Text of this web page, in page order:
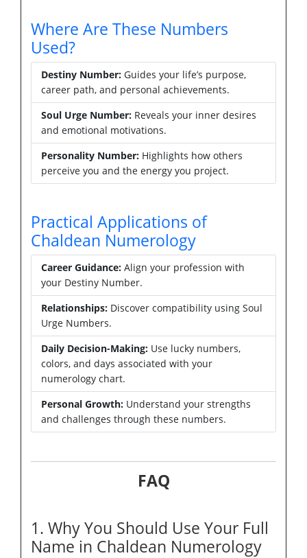
Where Are These Numbers
Used?
Destiny Number: Guides your life’s purpose,
career path, and personal achievements.
Soul Urge Number: Reveals your inner desires
and emotional motivations.
Personality Number: Highlights how others
perceive you and the energy you project.
Practical Applications of
Chaldean Numerology
Career Guidance: Align your profession with
your Destiny Number.
Relationships: Discover compatibility using Soul
Urge Numbers.
Daily Decision-Making: Use lucky numbers,
colors, and days associated with your
numerology chart.
Personal Growth: Understand your strengths
and challenges through these numbers.
FAQ
1. Why You Should Use Your Full
Name in Chaldean Numerology